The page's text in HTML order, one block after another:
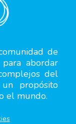
de
abordar
del
propósito
el mundo.